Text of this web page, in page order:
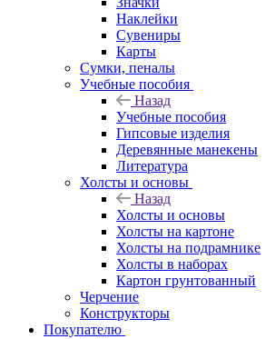
Наклейки
Сувениры
Карты
Сумки, пеналы
Учебные пособия
Назад
Учебные пособия
Гипсовые изделия
Деревянные манекены
Литература
Холсты и основы
Назад
Холсты и основы
Холсты на картоне
Холсты на подрамнике
Холсты в наборах
Картон грунтованный
Черчение
Конструкторы
Покупателю